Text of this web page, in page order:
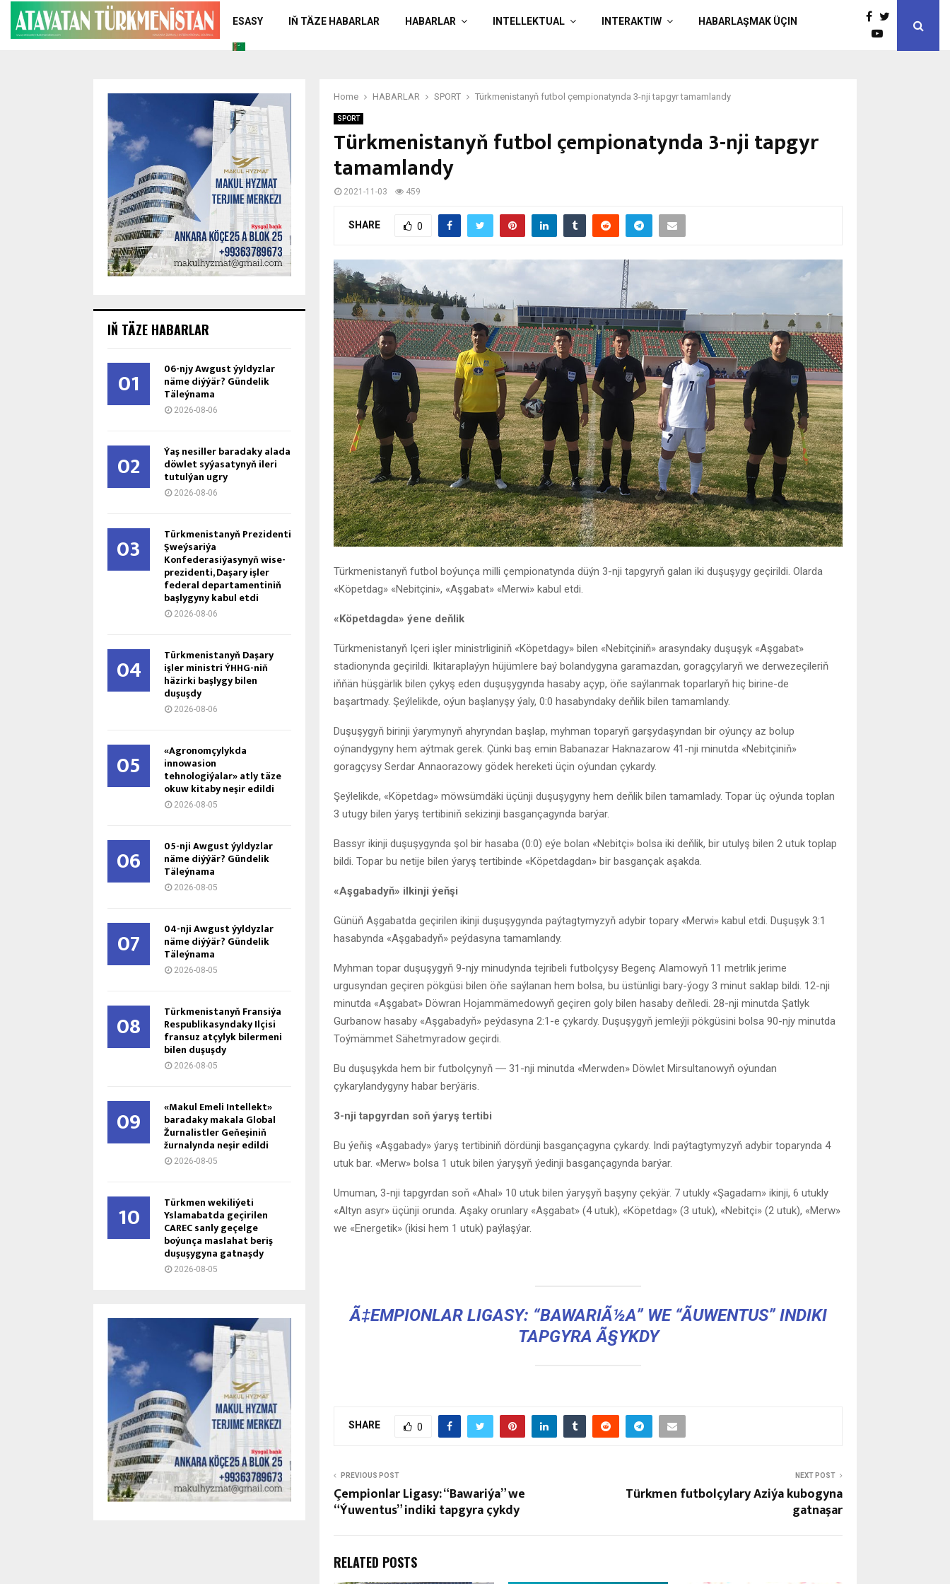
ESASY IŇ TÄZE HABARLAR HABARLAR INTELLEKTUAL INTERAKTIW HABARLAŞMAK ÜÇIN
Home HABARLAR SPORT Türkmenistanyň futbol çempionatynda 3-nji tapgyr tamamlandy
SPORT
Türkmenistanyň futbol çempionatynda 3-nji tapgyr
tamamlandy
2021-11-03 459
SHARE 0
Türkmenistanyň futbol boýunça milli çempionatynda düýn 3-nji tapgyryň galan iki duşuşygy geçirildi. Olarda
«Köpetdag» «Nebitçini», «Aşgabat» «Merwi» kabul etdi.
«Köpetdagda» ýene deňlik
Türkmenistanyň Içeri işler ministrliginiň «Köpetdagy» bilen «Nebitçiniň» arasyndaky duşuşyk «Aşgabat»
stadionynda geçirildi. Ikitaraplaýyn hüjümlere baý bolandygyna garamazdan, goragçylaryň we derwezeçileriň
iňňän hüşgärlik bilen çykyş eden duşuşygynda hasaby açyp, öňe saýlanmak toparlaryň hiç birine-de
başartmady. Şeýlelikde, oýun başlanyşy ýaly, 0:0 hasabyndaky deňlik bilen tamamlandy.
Duşuşygyň birinji ýarymynyň ahyryndan başlap, myhman toparyň garşydaşyndan bir oýunçy az bolup
oýnandygyny hem aýtmak gerek. Çünki baş emin Babanazar Haknazarow 41-nji minutda «Nebitçiniň»
goragçysy Serdar Annaorazowy gödek hereketi üçin oýundan çykardy.
Şeýlelikde, «Köpetdag» möwsümdäki üçünji duşuşygyny hem deňlik bilen tamamlady. Topar üç oýunda toplan
3 utugy bilen ýaryş tertibiniň sekizinji basgançagynda barýar.
Bassyr ikinji duşuşygynda şol bir hasaba (0:0) eýe bolan «Nebitçi» bolsa iki deňlik, bir utulyş bilen 2 utuk toplap
bildi. Topar bu netije bilen ýaryş tertibinde «Köpetdagdan» bir basgançak aşakda.
«Aşgabadyň» ilkinji ýeňşi
Günüň Aşgabatda geçirilen ikinji duşuşygynda paýtagtymyzyň adybir topary «Merwi» kabul etdi. Duşuşyk 3:1
hasabynda «Aşgabadyň» peýdasyna tamamlandy.
Myhman topar duşuşygyň 9-njy minudynda tejribeli futbolçysy Begenç Alamowyň 11 metrlik jerime
urgusyndan geçiren pökgüsi bilen öňe saýlanan hem bolsa, bu üstünligi bary-ýogy 3 minut saklap bildi. 12-nji
minutda «Aşgabat» Döwran Hojammämedowyň geçiren goly bilen hasaby deňledi. 28-nji minutda Şatlyk
Gurbanow hasaby «Aşgabadyň» peýdasyna 2:1-e çykardy. Duşuşygyň jemleýji pökgüsini bolsa 90-njy minutda
Toýmämmet Sähetmyradow geçirdi.
Bu duşuşykda hem bir futbolçynyň ― 31-nji minutda «Merwden» Döwlet Mirsultanowyň oýundan
çykarylandygyny habar berýäris.
3-nji tapgyrdan soň ýaryş tertibi
Bu ýeňiş «Aşgabady» ýaryş tertibiniň dördünji basgançagyna çykardy. Indi paýtagtymyzyň adybir toparynda 4
utuk bar. «Merw» bolsa 1 utuk bilen ýaryşyň ýedinji basgançagynda barýar.
Umuman, 3-nji tapgyrdan soň «Ahal» 10 utuk bilen ýaryşyň başyny çekýär. 7 utukly «Şagadam» ikinji, 6 utukly
«Altyn asyr» üçünji orunda. Aşaky orunlary «Aşgabat» (4 utuk), «Köpetdag» (3 utuk), «Nebitçi» (2 utuk), «Merw»
we «Energetik» (ikisi hem 1 utuk) paýlaşýar.
Ã‡EMPIONLAR LIGASY: “BAWARIÃ½A” WE “ÃUWENTUS” INDIKI
TAPGYRA Ã§YKDY
SHARE 0
PREVIOUS POST
Çempionlar Ligasy: “Bawariýa” we
“Ýuwentus” indiki tapgyra çykdy
NEXT POST
Türkmen futbolçylary Aziýa kubogyna
gatnaşar
RELATED POSTS
IŇ TÄZE HABARLAR
01 06-njy Awgust ýyldyzlar
näme diýýär? Gündelik
Täleýnama
2026-08-06
02 Ýaş ne­sil­ler ba­ra­da­ky ala­da
döw­let sy­ýa­sa­ty­nyň ile­ri
tu­tul­ýan ug­ry
2026-08-06
03 Türkmenistanyň Prezidenti
Şweýsariýa
Konfederasiýasynyň wise-
prezidenti, Daşary işler
federal departamentiniň
başlygyny kabul etdi
2026-08-06
04 Türkmenistanyň Daşary
işler ministri ÝHHG-niň
häzirki başlygy bilen
duşuşdy
2026-08-06
05 «Agronomçylykda
innowasion
tehnologiýalar» atly täze
okuw kitaby neşir edildi
2026-08-05
06 05-nji Awgust ýyldyzlar
näme diýýär? Gündelik
Täleýnama
2026-08-05
07 04-nji Awgust ýyldyzlar
näme diýýär? Gündelik
Täleýnama
2026-08-05
08 Türkmenistanyň Fransiýa
Respublikasyndaky Ilçisi
fransuz atçylyk bilermeni
bilen duşuşdy
2026-08-05
09 «Makul Emeli Intellekt»
baradaky makala Global
Žurnalistler Geňeşiniň
žurnalynda neşir edildi
2026-08-05
10 Türkmen wekiliýeti
Yslamabatda geçirilen
CAREC sanly geçelge
boýunça maslahat beriş
duşuşygyna gatnaşdy
2026-08-05